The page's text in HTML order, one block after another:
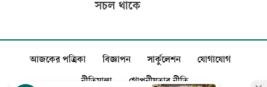
সচল থাকে
আজকের পত্রিকা বিজ্ঞাপন সার্কুলেশন যোগাযোগ
নীতিমালা গোপনীয়তার নীতি